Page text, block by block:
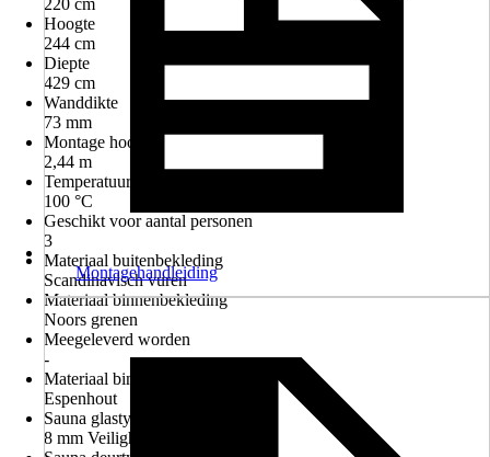
220 cm
Hoogte
244 cm
Diepte
429 cm
Wanddikte
73 mm
Montage hoogte
2,44 m
Temperatuurbereik sauna tot max.
100 °C
Geschikt voor aantal personen
3
Materiaal buitenbekleding
Scandinavisch vuren
Materiaal binnenbekleding
Noors grenen
Meegeleverd worden
-
Materiaal binnenuitrusting
Espenhout
Sauna glastype
8 mm Veiligheidsglas
Montagehandleiding